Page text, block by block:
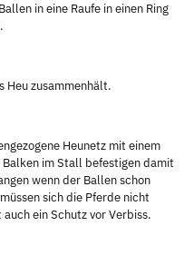
in eine Raufe in einen Ring
Heu zusammenhält.
Heunetz mit einem
Balken im Stall befestigen damit
wenn der Ballen schon
sich die Pferde nicht
ein Schutz vor Verbiss.